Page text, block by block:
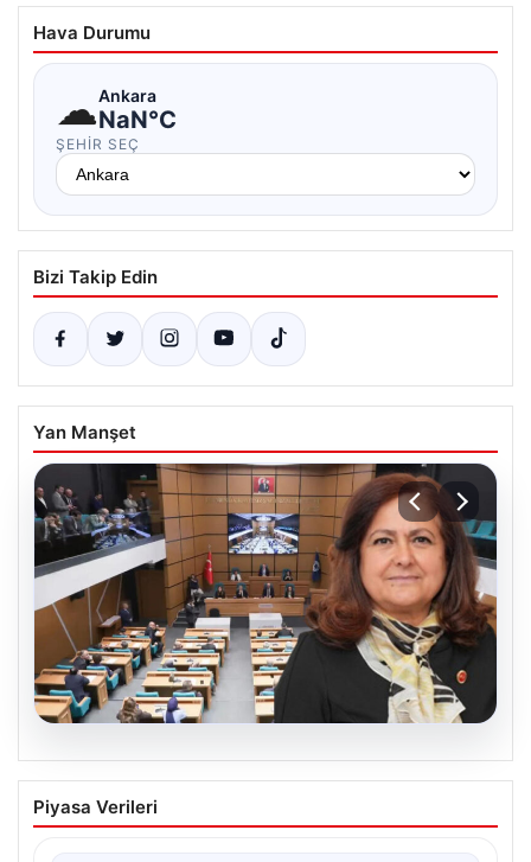
Hava Durumu
☁Ankara
NaN°C
ŞEHIR SEÇ
Bizi Takip Edin
Yan Manşet
05.08.2026
Üsküdar Belediyesi’nde başkanvekili
Sibel Tan Çetinkaya oldu
Piyasa Verileri